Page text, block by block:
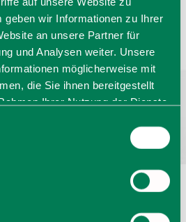
geben wir Informationen zu Ihrer
an unsere Partner für
und Analysen weiter. Unsere
möglicherweise mit
die Sie ihnen bereitgestellt
Ihrer Nutzung der Dienste
Webseite weiterhin nutzen.
DE EN IT
Filmregion
Prospekte
Datenschutz
zur Barrierefreiheit